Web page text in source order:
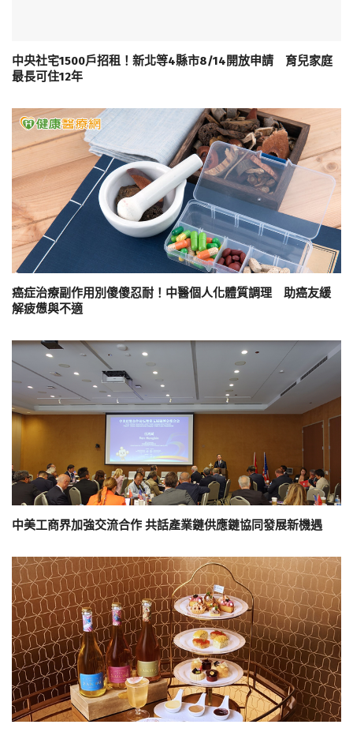
中央社宅1500戶招租！新北等4縣市8/14開放申請 育兒家庭
最長可住12年
癌症治療副作用別傻傻忍耐！中醫個人化體質調理 助癌友緩
解疲憊與不適
中美工商界加強交流合作 共話產業鏈供應鏈協同發展新機遇